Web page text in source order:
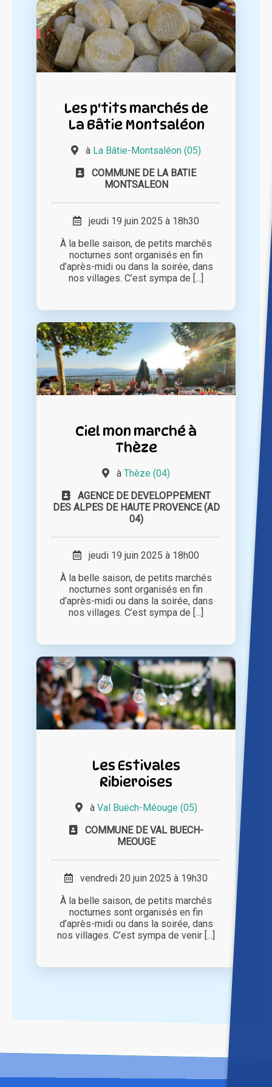
Les p'tits marchés de
La Bâtie Montsaléon
à La Bâtie-Montsaléon (05)
COMMUNE DE LA BATIE
MONTSALEON
jeudi 19 juin 2025 à 18h30
À la belle saison, de petits marchés
nocturnes sont organisés en fin
d’après-midi ou dans la soirée, dans
nos villages. C’est sympa de [...]
Ciel mon marché à
Thèze
à Thèze (04)
AGENCE DE DEVELOPPEMENT
DES ALPES DE HAUTE PROVENCE (AD
04)
jeudi 19 juin 2025 à 18h00
À la belle saison, de petits marchés
nocturnes sont organisés en fin
d’après-midi ou dans la soirée, dans
nos villages. C’est sympa de [...]
Les Estivales
Ribieroises
à Val Buëch-Méouge (05)
COMMUNE DE VAL BUECH-
MEOUGE
vendredi 20 juin 2025 à 19h30
À la belle saison, de petits marchés
nocturnes sont organisés en fin
d’après-midi ou dans la soirée, dans
nos villages. C’est sympa de venir [...]